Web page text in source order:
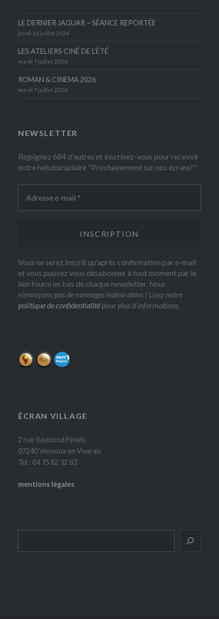
LE DERNIER JAGUAR – SÉANCE REPORTÉE
jeudi 16 juillet 2026
LES ATELIERS CINÉ DE L’ÉTÉ
mardi 7 juillet 2026
ROMAN & CINEMA 2026
mardi 7 juillet 2026
NEWSLETTER
Rejoignez 684 d'autres et inscrivez-vous pour recevoir
notre hebdomadaire "Prochainement sur nos écrans!"
Vous ne serez inscrit qu'après confirmation par e-mail
et vous pouvez vous désabonner à tout moment par le
lien fourni en bas de chaque newsletter. Nous
n’envoyons pas de messages indésirables ! Lisez notre
politique de confidentialité pour plus d’informations.
ÉCRAN VILLAGE
2 rue Raymond Finiels
07240 Vernoux en Vivarais
Tel : 04 75 82 32 83
mentions légales